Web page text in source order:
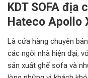
KDT SOFA địa
Hateco Apollo
Là cửa hàng chuyên
các ngôi nhà hiện đại,
sản xuất ghế sofa và